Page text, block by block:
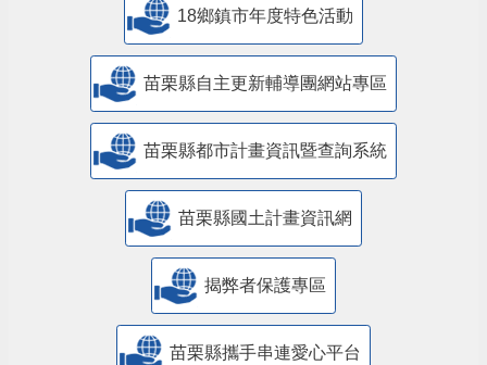
18鄉鎮市年度特色活動
苗栗縣自主更新輔導團網站專區
苗栗縣都市計畫資訊暨查詢系統
苗栗縣國土計畫資訊網
揭弊者保護專區
苗栗縣攜手串連愛心平台